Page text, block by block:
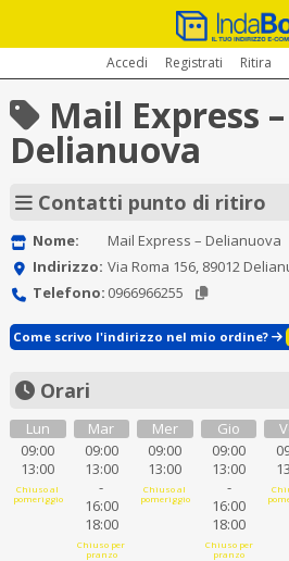
Accedi Registrati Ritira
Mail Express –
Delianuova
Contatti punto di ritiro
Nome:
Mail Express – Delianuova
Indirizzo: Via Roma 156, 89012
Telefono: 0966966255
Come scrivo l'indirizzo nel mio ordine?
Orari
Lun
09:00
13:00
Chiuso al
pomeriggio
Mar
09:00
13:00
-
16:00
18:00
Chiuso per
pranzo
Mer
09:00
13:00
Chiuso al
pomeriggio
Gio
09:00
13:00
-
16:00
18:00
Chiuso per
pranzo